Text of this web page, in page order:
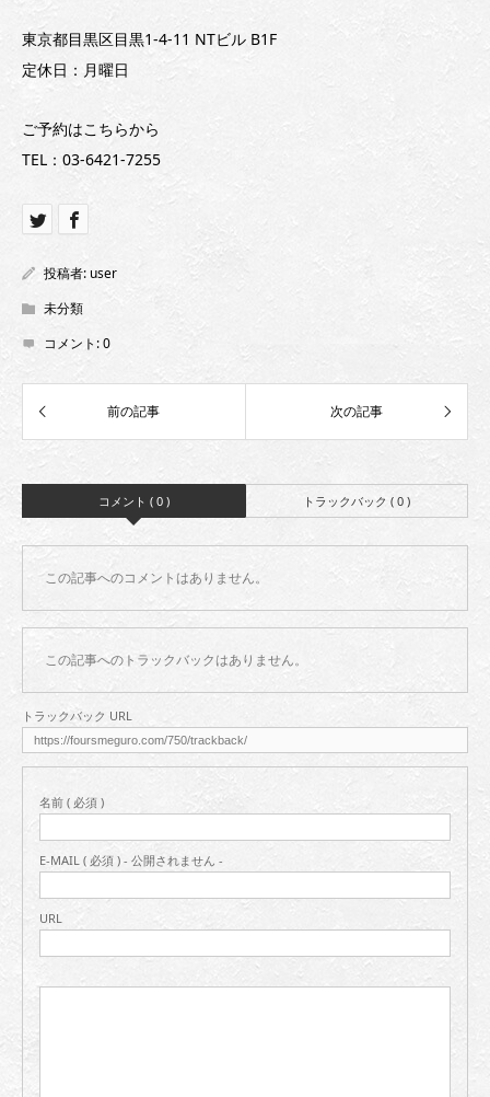
東京都目黒区目黒1-4-11 NTビル B1F
定休日：月曜日
ご予約はこちらから
TEL：03-6421-7255
投稿者: user
未分類
コメント:0
コメント ( 0 ) トラックバック ( 0 )
この記事へのコメントはありません。
この記事へのトラックバックはありません。
トラックバック URL
名前 ( 必須 )
E-MAIL ( 必須 ) - 公開されません -
URL